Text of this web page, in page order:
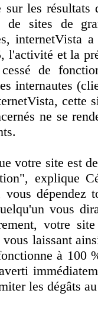
sur les
de sites de
internetVista
l'activité et la
de
internautes
cette
ne se
votre site est
explique
dépendez
vous
votre
laissant
à 100
les dégâts